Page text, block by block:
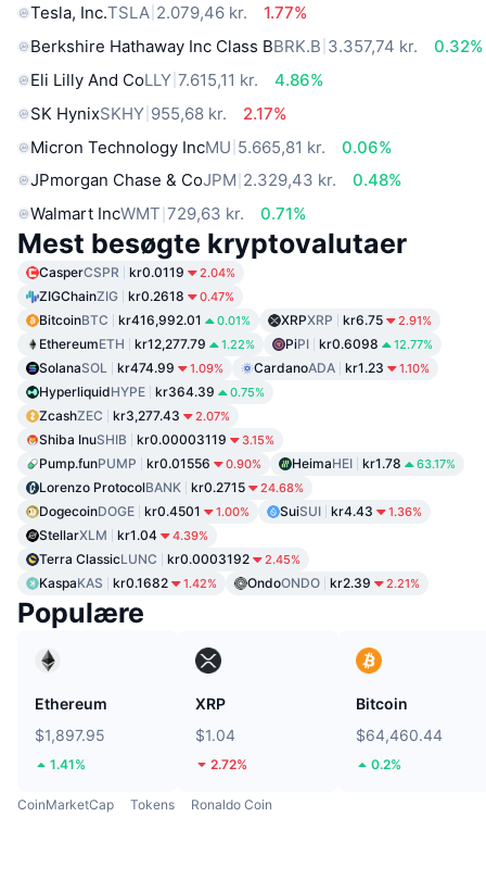
Tesla, Inc.TSLA 2.079,46 kr.
1.77%
Berkshire Hathaway Inc Class BBRK.B 3.357,74 kr.
0.32%
Eli Lilly And CoLLY 7.615,11 kr.
4.86%
SK HynixSKHY 955,68 kr.
2.17%
Micron Technology IncMU 5.665,81 kr.
0.06%
JPmorgan Chase & CoJPM 2.329,43 kr.
0.48%
Walmart IncWMT 729,63 kr. 0.71%
Mest besøgte kryptovalutaer
CasperCSPR kr0.0119 2.04%
ZIGChainZIG kr0.2618 0.47%
BitcoinBTC kr416,992.01 0.01% XRPXRP kr6.75 2.91%
EthereumETH kr12,277.79 1.22% PiPI kr0.6098 12.77%
SolanaSOL kr474.99 1.09% CardanoADA kr1.23 1.10%
HyperliquidHYPE kr364.39 0.75%
ZcashZEC kr3,277.43 2.07%
Shiba InuSHIB kr0.00003119 3.15%
Pump.funPUMP kr0.01556 0.90% HeimaHEI kr1.78 63.17%
Lorenzo ProtocolBANK kr0.2715 24.68%
DogecoinDOGE kr0.4501 1.00% SuiSUI kr4.43 1.36%
StellarXLM kr1.04 4.39%
Terra ClassicLUNC kr0.0003192 2.45%
KaspaKAS kr0.1682 1.42% OndoONDO kr2.39 2.21%
Populære
Ethereum
$1,897.95
1.41%
XRP
$1.04
2.72%
Bitcoin
$64,460.44
0.2%
CoinMarketCap Tokens Ronaldo Coin